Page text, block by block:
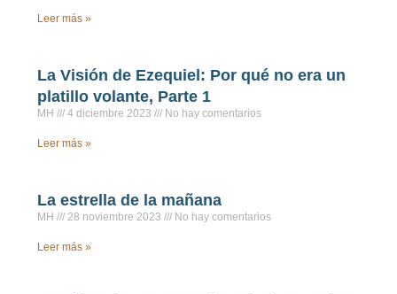
Leer más »
La Visión de Ezequiel: Por qué no era un
platillo volante, Parte 1
MH 4 diciembre 2023 No hay comentarios
Leer más »
La estrella de la mañana
MH 28 noviembre 2023 No hay comentarios
Leer más »